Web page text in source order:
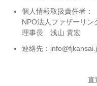
個人情報取扱責任者：
NPO法人ファザーリン
理事長 浅山 貴宏
連絡先：
直